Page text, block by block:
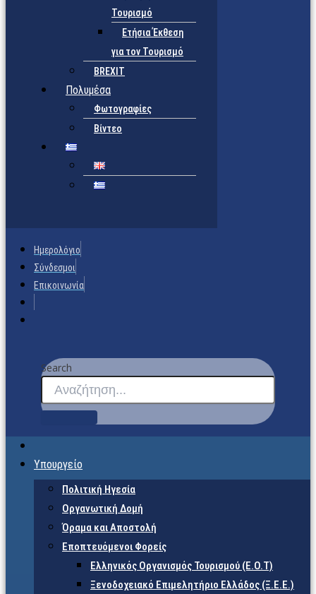
Τουρισμό
Ετήσια Έκθεση
για τον Τουρισμό
BREXIT
Πολυμέσα
Φωτογραφίες
Βίντεο
Ημερολόγιο
Σύνδεσμοι
Επικοινωνία
Search
Υπουργείο
Πολιτική Ηγεσία
Οργανωτική Δομή
Όραμα και Αποστολή
Εποπτευόμενοι Φορείς
Eλληνικός Οργανισμός Τουρισμού (Ε.Ο.Τ)
Ξενοδοχειακό Επιμελητήριο Ελλάδος (Ξ.Ε.Ε.)